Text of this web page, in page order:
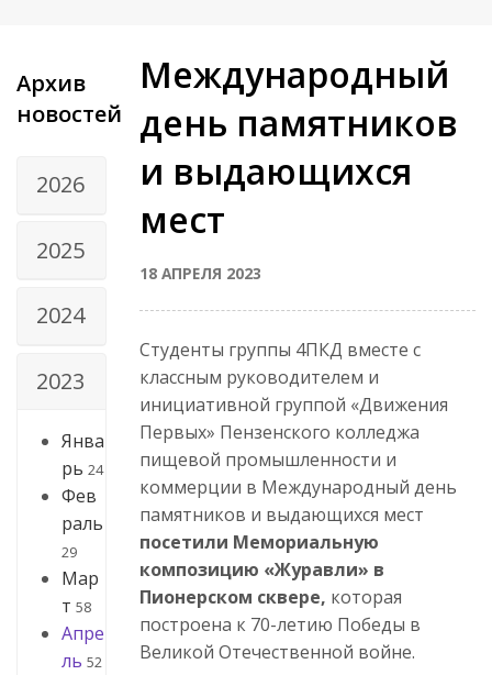
Архив
новостей
2026
2025
2024
2023
Янва
рь 24
Фев
раль
29
Мар
т 58
Апре
ль 52
Международный
день памятников
и выдающихся
мест
18 АПРЕЛЯ 2023
Студенты группы 4ПКД вместе с
классным руководителем и
инициативной группой «Движения
Первых» Пензенского колледжа
пищевой промышленности и
коммерции в Международный день
памятников и выдающихся мест
посетили Мемориальную
композицию «Журавли» в
Пионерском сквере, которая
построена к 70-летию Победы в
Великой Отечественной войне.